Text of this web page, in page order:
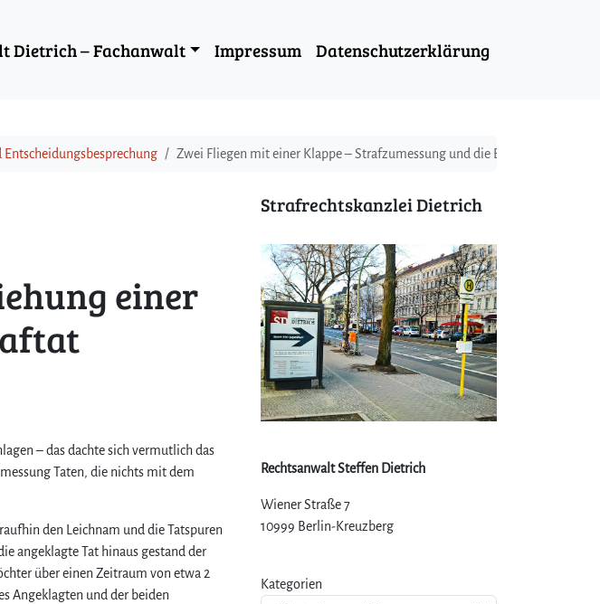
Dietrich – Fachanwalt Impressum Datenschutzerklärung
Zwei Fliegen mit einer Klappe – Strafzumessung und die Einbeziehung
einer
– das dachte sich vermutlich das
Taten, die nichts mit dem
den Leichnam und die Tatspuren
angeklagte Tat hinaus gestand der
über einen Zeitraum von etwa 2
Angeklagten und der beiden
Strafrechtskanzlei Dietrich
Rechtsanwalt Steffen Dietrich
Wiener Straße 7
10999 Berlin-Kreuzberg
Kategorien